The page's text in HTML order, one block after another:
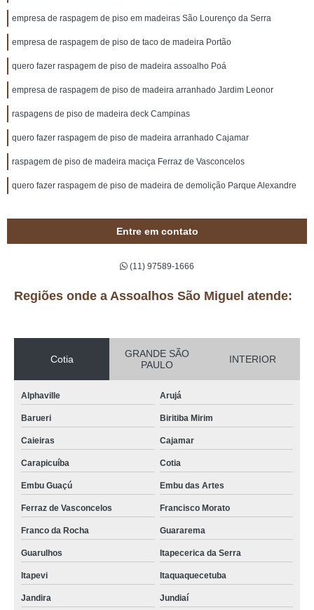
empresa de raspagem de piso em madeiras São Lourenço da Serra
empresa de raspagem de piso de taco de madeira Portão
quero fazer raspagem de piso de madeira assoalho Poá
empresa de raspagem de piso de madeira arranhado Jardim Leonor
raspagens de piso de madeira deck Campinas
quero fazer raspagem de piso de madeira arranhado Cajamar
raspagem de piso de madeira maciça Ferraz de Vasconcelos
quero fazer raspagem de piso de madeira de demolição Parque Alexandre
Entre em contato
(11) 97589-1666
Regiões onde a Assoalhos São Miguel atende:
Cotia
GRANDE SÃO
PAULO
INTERIOR
Alphaville Arujá
Barueri Biritiba Mirim
Caieiras Cajamar
Carapicuíba Cotia
Embu Guaçú Embu das Artes
Ferraz de Vasconcelos Francisco Morato
Franco da Rocha Guararema
Guarulhos Itapecerica da Serra
Itapevi Itaquaquecetuba
Jandira Jundiaí